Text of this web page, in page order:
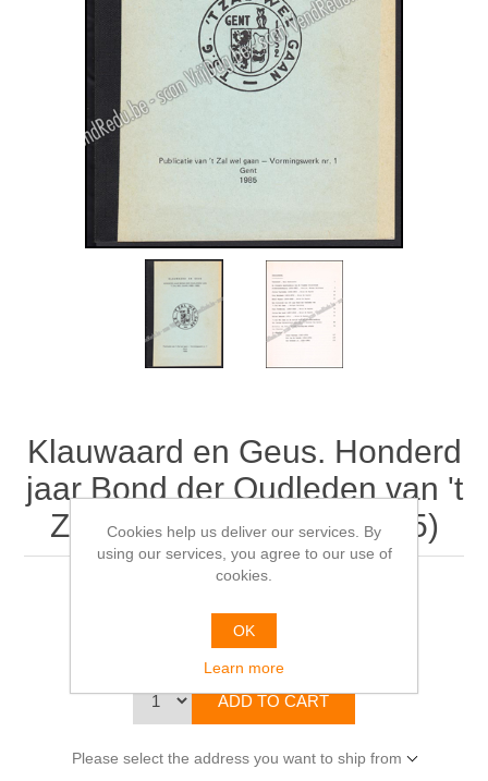
Klauwaard en Geus. Honderd
jaar Bond der Oudleden van 't
Zal Wel Gaan (1885-1985)
€25.00
Please select the address you want to ship from
Cookies help us deliver our services. By
using our services, you agree to our use of
cookies.
OK
Learn more